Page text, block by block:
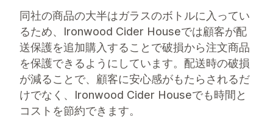
同社の商品の大半はガラスのボトルに入ってい
るため、Ironwood Cider Houseでは顧客が配
送保護を追加購入することで破損から注文商品
を保護できるようにしています。配送時の破損
が減ることで、顧客に安心感がもたらされるだ
けでなく、Ironwood Cider Houseでも時間と
コストを節約できます。